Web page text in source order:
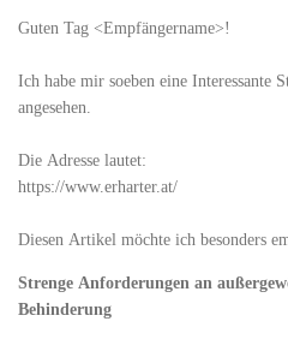
Guten Tag <Empfängername>!
Ich habe mir soeben eine Interessante
angesehen.
Die Adresse lautet:
https://www.erharter.at/
Diesen Artikel möchte ich besonders
Strenge Anforderungen an
Behinderung